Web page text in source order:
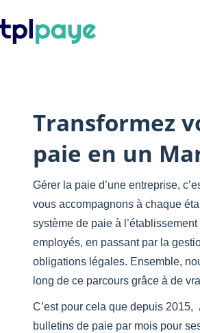
to
contenu
Transformez
paie en un
Gérer la paie d’une entreprise,
vous accompagnons à chaque
système de paie à
employés, en passant par la
obligations légales. Ensemble,
long de ce parcours grâce à de
C’est pour cela que depuis 2015,
bulletins de paie par mois pour